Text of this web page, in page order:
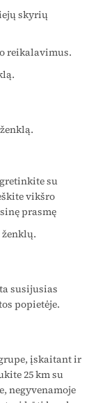
skyrių
reikalavimus.
su
vikšro
prasmę
susijusias
popietėje.
įskaitant ir
25 km su
negyvenamoje